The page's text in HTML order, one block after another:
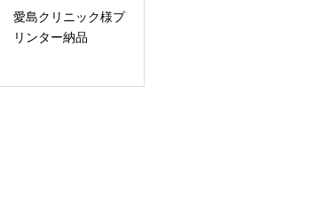
愛島クリニック様プ
リンター納品